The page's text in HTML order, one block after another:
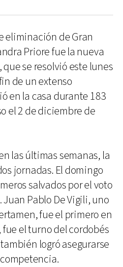
eliminación de Gran
Priore fue la nueva
se resolvió este lunes
de un extenso
en la casa durante 183
el 2 de diciembre de
las últimas semanas, la
jornadas. El domingo
salvados por el voto
Pablo De Vigili, uno
fue el primero en
fue el turno del cordobés
logró asegurarse